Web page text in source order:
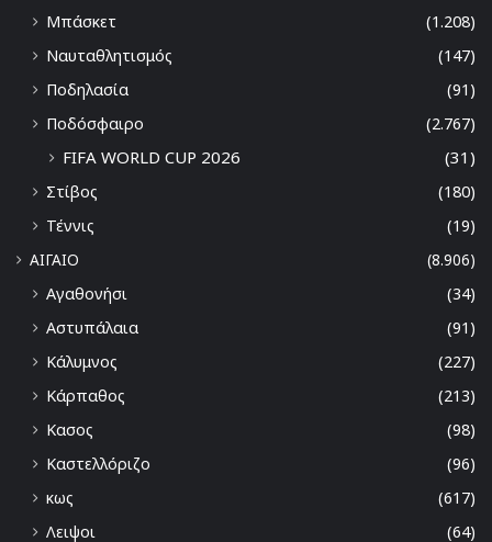
Μπάσκετ
(1.208)
Ναυταθλητισμός
(147)
Ποδηλασία
(91)
Ποδόσφαιρο
(2.767)
FIFA WORLD CUP 2026 (31)
Στίβος
(180)
Τέννις
(19)
ΑΙΓΑΙΟ
(8.906)
Αγαθονήσι
(34)
Αστυπάλαια
(91)
Κάλυμνος
(227)
Κάρπαθος
(213)
Κασος
(98)
Καστελλόριζο
(96)
κως
(617)
Λειψοι
(64)